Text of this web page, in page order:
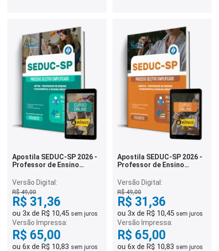
Apostila SEDUC-SP 2026 -
Professor de Ensino
Médio - Artes
Versão Digital:
R$ 49,00
R$ 31,36
ou 3x de R$ 10,45 sem juros
Versão Impressa:
R$ 65,00
ou 6x de R$ 10,83 sem juros
Apostila SEDUC-SP 2026 -
Professor de Ensino
Médio - Química
Versão Digital:
R$ 49,00
R$ 31,36
ou 3x de R$ 10,45 sem juros
Versão Impressa:
R$ 65,00
ou 6x de R$ 10,83 sem juros